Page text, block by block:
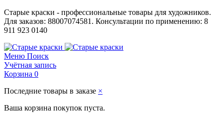
Старые краски - профессиональные товары для художников.
Для заказов: 88007074581. Консультации по применению: 8
911 923 0140
Меню Поиск
Учётная запись
Корзина 0
Последние товары в заказе ×
Ваша корзина покупок пуста.